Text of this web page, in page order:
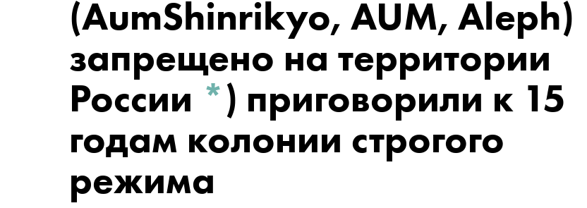
(AumShinrikyo, AUM, Aleph)
запрещено на территории
России *) приговорили к 15
годам колонии строгого
режима